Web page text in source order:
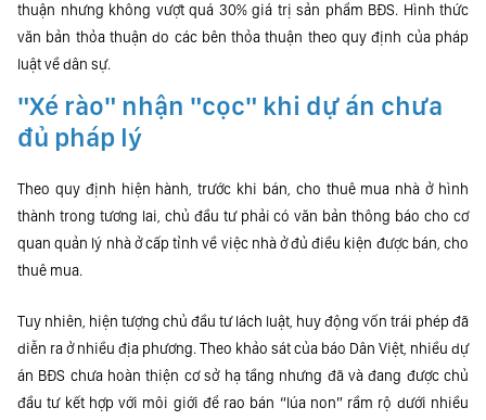
thuận nhưng không vượt quá 30% giá trị sản phẩm BĐS. Hình thức
văn bản thỏa thuận do các bên thỏa thuận theo quy định của pháp
luật về dân sự.
"Xé rào" nhận "cọc" khi dự án chưa
đủ pháp lý
Theo quy định hiện hành, trước khi bán, cho thuê mua nhà ở hình
thành trong tương lai, chủ đầu tư phải có văn bản thông báo cho cơ
quan quản lý nhà ở cấp tỉnh về việc nhà ở đủ điều kiện được bán, cho
thuê mua.
Tuy nhiên, hiện tượng chủ đầu tư lách luật, huy động vốn trái phép đã
diễn ra ở nhiều địa phương. Theo khảo sát của báo Dân Việt, nhiều dự
án BĐS chưa hoàn thiện cơ sở hạ tầng nhưng đã và đang được chủ
đầu tư kết hợp với môi giới để rao bán “lúa non” rầm rộ dưới nhiều